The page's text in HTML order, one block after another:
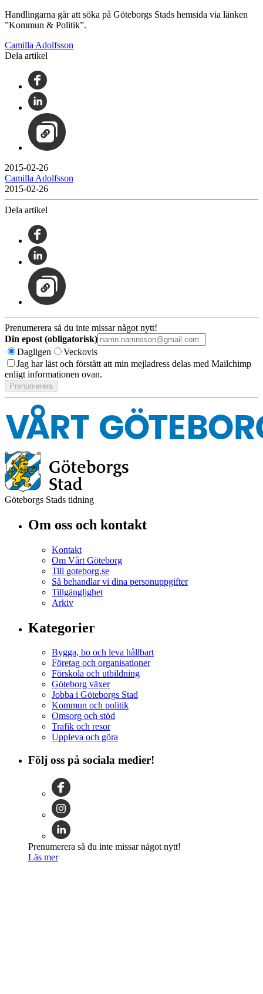
Handlingarna går att söka på Göteborgs Stads hemsida via länken
”Kommun & Politik”.
Camilla Adolfsson
Dela artikel
2015-02-26
Camilla Adolfsson
2015-02-26
Dela artikel
Prenumerera så du inte missar något nytt!
Din epost (obligatorisk)
Dagligen
Veckovis
Jag har läst och förstått att min mejladress delas med Mailchimp
enligt informationen ovan.
Göteborgs Stads tidning
Om oss och kontakt
Kontakt
Om Vårt Göteborg
Till goteborg.se
Så behandlar vi dina personuppgifter
Tillgänglighet
Arkiv
Kategorier
Bygga, bo och leva hållbart
Företag och organisationer
Förskola och utbildning
Göteborg växer
Jobba i Göteborgs Stad
Kommun och politik
Omsorg och stöd
Trafik och resor
Uppleva och göra
Följ oss på sociala medier!
Prenumerera så du inte missar något nytt!
Läs mer